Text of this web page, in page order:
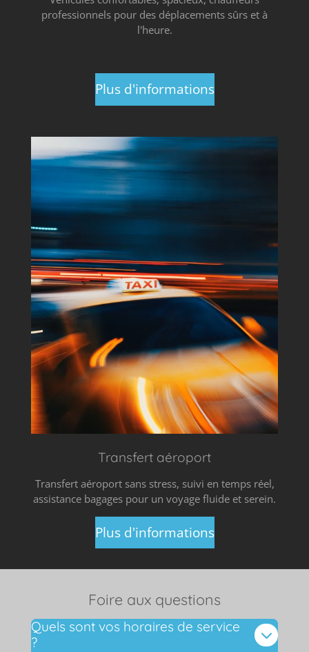
professionnels pour des déplacements sûrs et à
l'heure.
Plus d'informations
Transfert aéroport
Transfert aéroport sans stress, suivi en temps réel,
assistance bagages pour un voyage fluide et serein.
Plus d'informations
Foire aux questions
Quels sont vos horaires de service
?